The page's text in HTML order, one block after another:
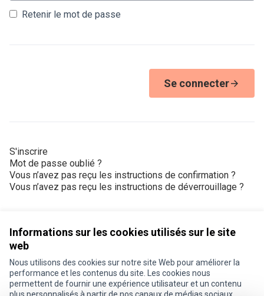
Informations sur les cookies utilisés sur le site
web
Nous utilisons des cookies sur notre site Web pour améliorer la
performance et les contenus du site. Les cookies nous
permettent de fournir une expérience utilisateur et un contenu
Retenir le mot de passe
Se connecter
S'inscrire
Mot de passe oublié ?
Vous n’avez pas reçu les instructions de confirmation ?
Vous n’avez pas reçu les instructions de déverrouillage ?
Conditions d'utilisation
Paramètres des cookies
Je participe ! sur X
Je participe ! sur Facebook
Je participe ! sur Instagram